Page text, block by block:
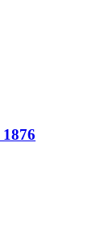
1876